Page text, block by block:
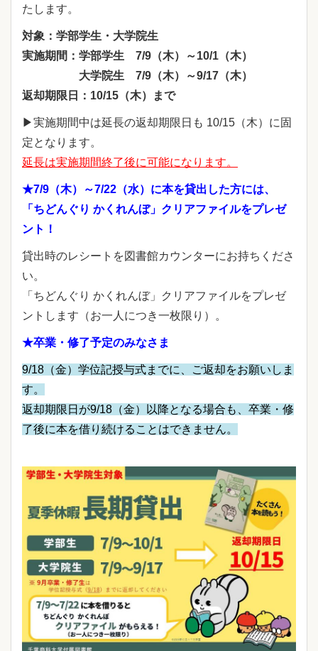
たします。
対象：学部学生・大学院生
実施期間：学部学生 7/9（木）～10/1（木）
大学院生 7/9（木）～9/17（木）
返却期限日：10/15（木）まで
▶実施期間中は延長の返却期限日も 10/15（木）に固
定となります。
延長は実施期間終了後に可能になります。
★7/9（木）～7/22（水）に本を貸出した方には、
「ちどんぐり かくれんぼ」 クリアファイルをプレゼ
ント！
貸出時のレシートを図書館カウンターにお持ちくださ
い。
「ちどんぐり かくれんぼ」クリアファイルをプレゼ
ントします（お一人につき一枚限り）。
★卒業・修了予定のみなさま
9/18（金）学位記授与式までに、ご返却をお願いしま
す。
返却期限日が9/18（金）以降となる場合も、卒業・修
了後に本を借り続けることはできません。